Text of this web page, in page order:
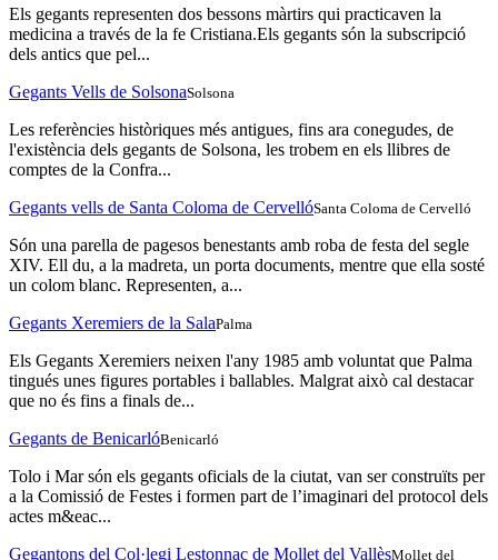
Els gegants representen dos bessons màrtirs qui practicaven la
medicina a través de la fe Cristiana.Els gegants són la subscripció
dels antics que pel...
Gegants Vells de SolsonaSolsona
Les referències històriques més antigues, fins ara conegudes, de
l'existència dels gegants de Solsona, les trobem en els llibres de
comptes de la Confra...
Gegants vells de Santa Coloma de CervellóSanta Coloma de Cervelló
Són una parella de pagesos benestants amb roba de festa del segle
XIV. Ell du, a la madreta, un porta documents, mentre que ella sosté
un colom blanc. Representen, a...
Gegants Xeremiers de la SalaPalma
Els Gegants Xeremiers neixen l'any 1985 amb voluntat que Palma
tingués unes figures portables i ballables. Malgrat això cal destacar
que no és fins a finals de...
Gegants de BenicarlóBenicarló
Tolo i Mar són els gegants oficials de la ciutat, van ser construïts per
a la Comissió de Festes i formen part de l’imaginari del protocol dels
actes m&eac...
Gegantons del Col·legi Lestonnac de Mollet del VallèsMollet del